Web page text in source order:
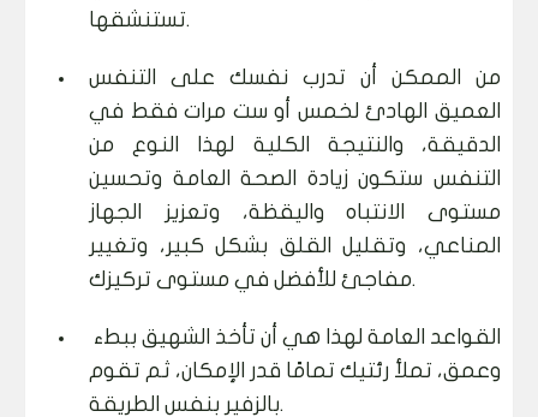
تستنشقها.
من الممكن أن تدرب نفسك على التنفس
العميق الهادئ لخمس أو ست مرات فقط في
الدقيقة، والنتيجة الكلية لهذا النوع من
التنفس ستكون زيادة الصحة العامة وتحسين
مستوى الانتباه واليقظة، وتعزيز الجهاز
المناعي، وتقليل القلق بشكل كبير، وتغيير
مفاجئ للأفضل في مستوى تركيزك.
وعمق، تملأ رئتيك تمامًا قدر الإمكان، ثم تقوم
بالزفير بنفس الطريقة.